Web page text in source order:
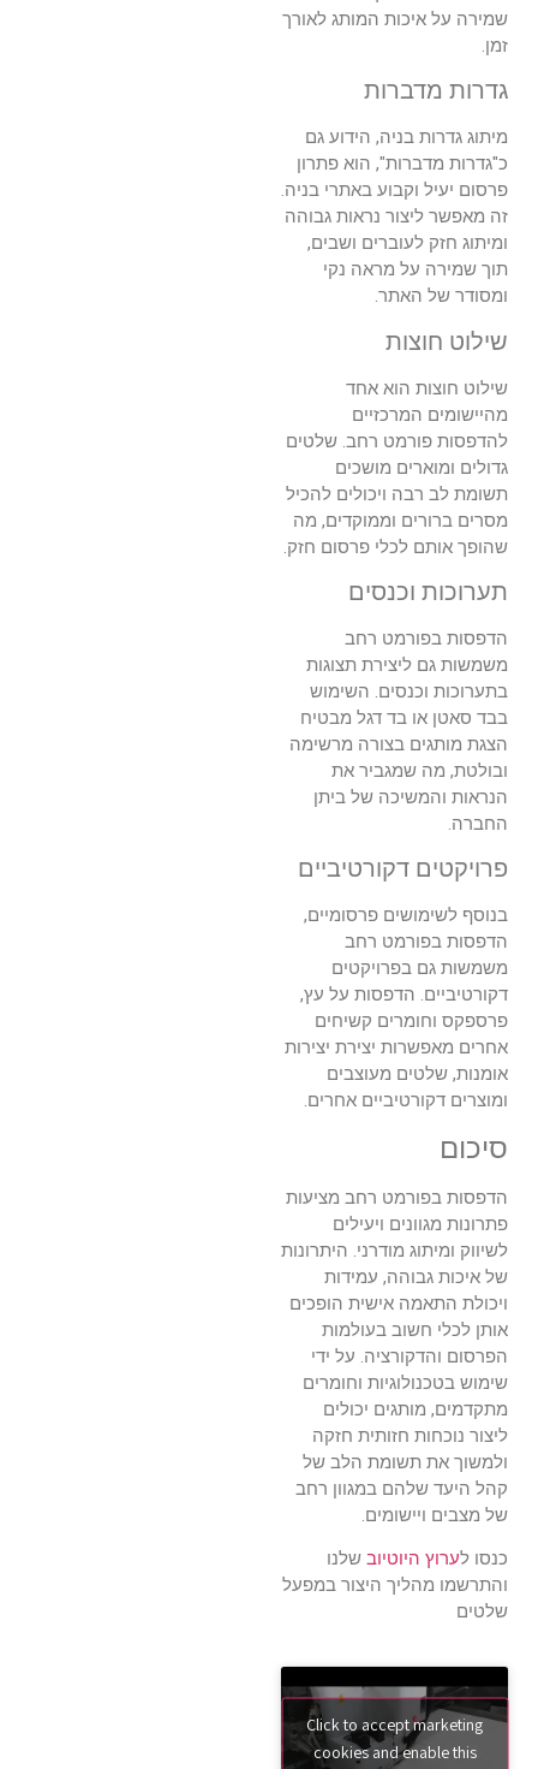
שמירה על איכות המותג לאורך
זמן.
גדרות מדברות
מיתוג גדרות בניה, הידוע גם
כ"גדרות מדברות", הוא פתרון
פרסום יעיל וקבוע באתרי בניה.
זה מאפשר ליצור נראות גבוהה
ומיתוג חזק לעוברים ושבים,
תוך שמירה על מראה נקי
ומסודר של האתר.
שילוט חוצות
שילוט חוצות הוא אחד
מהיישומים המרכזיים
להדפסות פורמט רחב. שלטים
גדולים ומוארים מושכים
תשומת לב רבה ויכולים להכיל
מסרים ברורים וממוקדים, מה
שהופך אותם לכלי פרסום חזק.
תערוכות וכנסים
הדפסות בפורמט רחב
משמשות גם ליצירת תצוגות
בתערוכות וכנסים. השימוש
בבד סאטן או בד דגל מבטיח
הצגת מותגים בצורה מרשימה
ובולטת, מה שמגביר את
הנראות והמשיכה של ביתן
החברה.
פרויקטים דקורטיביים
בנוסף לשימושים פרסומיים,
הדפסות בפורמט רחב
משמשות גם בפרויקטים
דקורטיביים. הדפסות על עץ,
פרספקס וחומרים קשיחים
אחרים מאפשרות יצירת יצירות
אומנות, שלטים מעוצבים
ומוצרים דקורטיביים אחרים.
סיכום
הדפסות בפורמט רחב מציעות
פתרונות מגוונים ויעילים
לשיווק ומיתוג מודרני. היתרונות
של איכות גבוהה, עמידות
ויכולת התאמה אישית הופכים
אותן לכלי חשוב בעולמות
הפרסום והדקורציה. על ידי
שימוש בטכנולוגיות וחומרים
מתקדמים, מותגים יכולים
ליצור נוכחות חזותית חזקה
ולמשוך את תשומת הלב של
קהל היעד שלהם במגוון רחב
של מצבים ויישומים.
כנסו לערוץ היוטיוב שלנו
והתרשמו מהליך היצור במפעל
שלטים
Click to accept marketing
cookies and enable this